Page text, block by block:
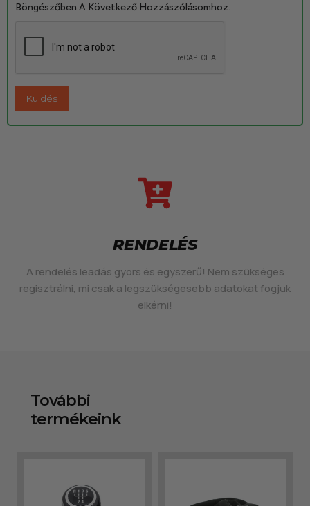
Böngészőben A Következő Hozzászólásomhoz.
RENDELÉS
A rendelés leadás gyors és egyszerű! Nem szükséges
regisztrálni, mi csak a legszükségesebb adatokat fogjuk
elkérni!
További
termékeink